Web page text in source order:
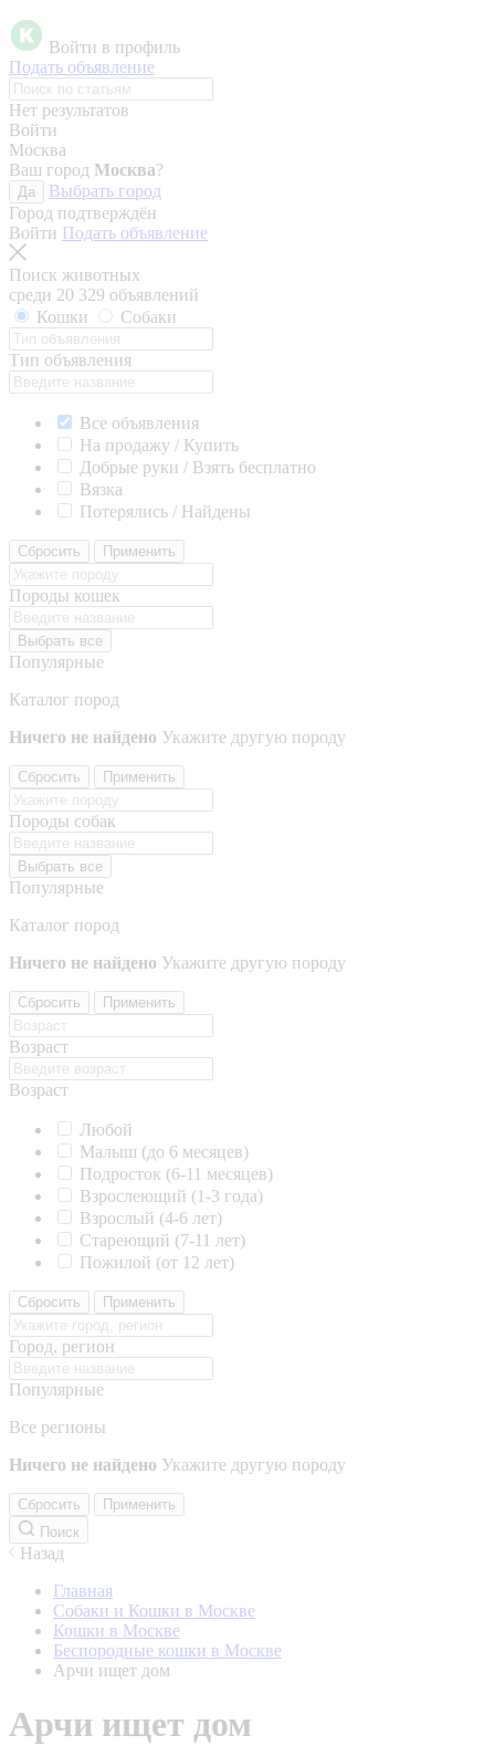
Войти в профиль
Подать объявление
Нет результатов
Войти
Москва
Ваш город Москва?
Да
Выбрать город
Город подтверждён
Войти Подать объявление
Поиск животных
среди 20 329 объявлений
Кошки
Собаки
Тип объявления
Все объявления
На продажу / Купить
Добрые руки / Взять бесплатно
Вязка
Потерялись / Найдены
Сбросить Применить
Породы кошек
Выбрать все
Популярные
Каталог пород
Ничего не найдено Укажите другую породу
Сбросить Применить
Породы собак
Выбрать все
Популярные
Каталог пород
Ничего не найдено Укажите другую породу
Сбросить Применить
Возраст
Возраст
Любой
Малыш (до 6 месяцев)
Подросток (6-11 месяцев)
Взрослеющий (1-3 года)
Взрослый (4-6 лет)
Стареющий (7-11 лет)
Пожилой (от 12 лет)
Сбросить Применить
Город, регион
Популярные
Все регионы
Ничего не найдено Укажите другую породу
Сбросить
Применить
Поиск
Назад
Главная
Собаки и Кошки в Москве
Кошки в Москве
Беспородные кошки в Москве
Арчи ищет дом
Арчи ищет дом